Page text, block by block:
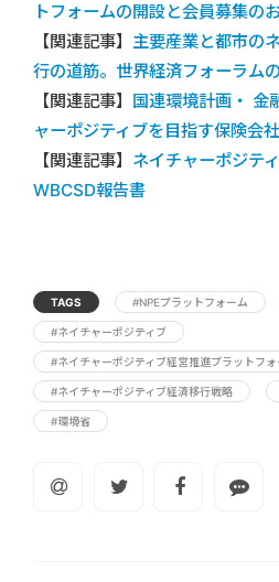
トフォームの開設と会員募集の
【関連記事】 主要産業と都市の
行の道筋。世界経済フォーラム
【関連記事】 国連環境計画・ 金
ャーポジティブを目指す保険会
【関連記事】 ネイチャーポジテ
WBCSD報告書
TAGS #NPEプラットフォーム
#ネイチャーポジティブ
#ネイチャーポジティブ経営推進プラットフォ
#ネイチャーポジティブ経済移行戦略
#環境省